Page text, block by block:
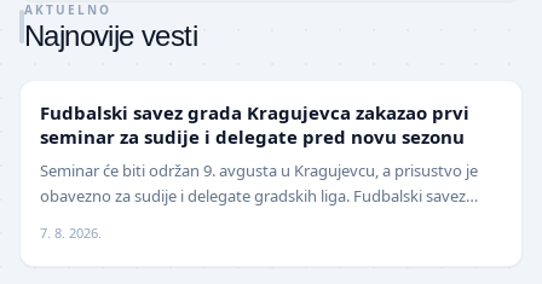
AKTUELNO
Najnovije vesti
Fudbalski savez grada Kragujevca zakazao prvi
seminar za sudije i delegate pred novu sezonu
Seminar će biti održan 9. avgusta u Kragujevcu, a prisustvo je
obavezno za sudije i delegate gradskih liga. Fudbalski savez
7. 8. 2026.